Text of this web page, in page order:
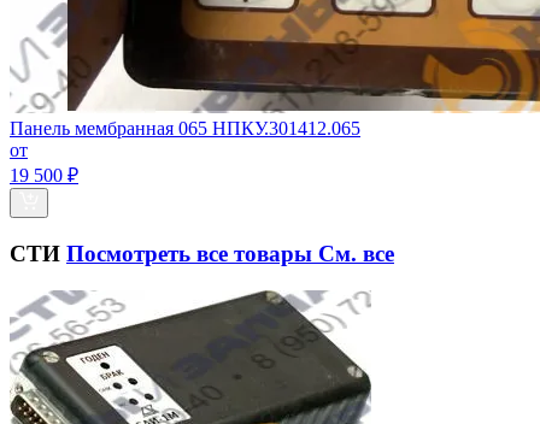
Панель мембранная 065 НПКУ.301412.065
от
19 500 ₽
СТИ Посмотреть все товары См. все